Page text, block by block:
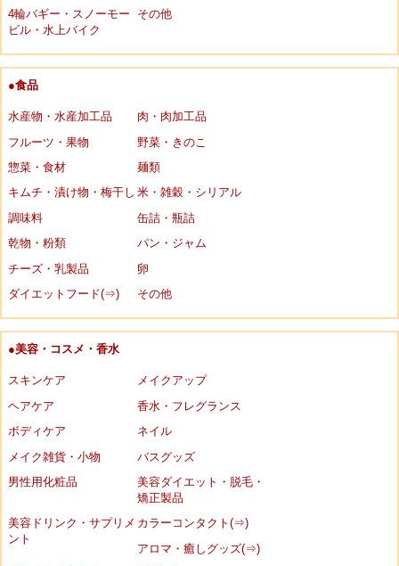
4輪バギー・スノーモー
ビル・水上バイク
その他
●食品
水産物・水産加工品
肉・肉加工品
フルーツ・果物
野菜・きのこ
惣菜・食材
麺類
キムチ・漬け物・梅干し 米・雑穀・シリアル
調味料
缶詰・瓶詰
乾物・粉類
パン・ジャム
チーズ・乳製品
卵
ダイエットフード(⇒)
その他
●美容・コスメ・香水
スキンケア
メイクアップ
ヘアケア
香水・フレグランス
ボディケア
ネイル
メイク雑貨・小物
バスグッズ
男性用化粧品
美容ダイエット・脱毛・
矯正製品
美容ドリンク・サプリメ
ント
カラーコンタクト(⇒)
アロマ・癒しグッズ(⇒)